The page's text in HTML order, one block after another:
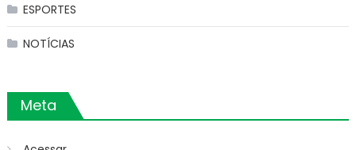
ESPORTES
NOTÍCIAS
Meta